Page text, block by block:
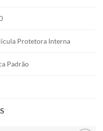
Protetora Interna
Padrão